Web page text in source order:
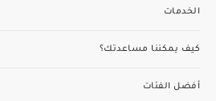
الخدمات
كيف يمكننا مساعدتك؟
أفضل الفئات